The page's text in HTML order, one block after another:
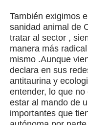
También exigimos
sanidad animal de
tratar al sector ,
manera más
mismo .Aunque
declara en sus
antitaurina y
entender, lo que
estar al mando de
importantes que